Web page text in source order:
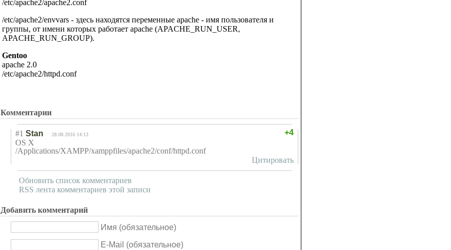
/etc/apache2/apache2.conf
/etc/apache2/envvars - здесь находятся переменные apache - имя пользователя и
группы, от имени которых работает apache (APACHE_RUN_USER,
APACHE_RUN_GROUP).
Gentoo
apache 2.0
/etc/apache2/httpd.conf
Комментарии
+4
#1 Stan 28.08.2016 14:13
OS X
/Applications/XAMPP/xamppfiles/apache2/conf/httpd.conf
Цитировать
Обновить список комментариев
RSS лента комментариев этой записи
Добавить комментарий
Имя (обязательное)
E-Mail (обязательное)